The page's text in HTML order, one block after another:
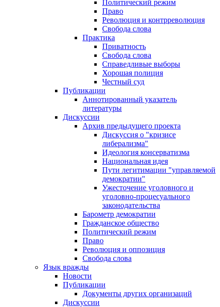
Политический режим
Право
Революция и контрреволюция
Свобода слова
Практика
Приватность
Свобода слова
Справедливые выборы
Хорошая полиция
Честный суд
Публикации
Аннотированный указатель
литературы
Дискуссии
Архив предыдущего проекта
Дискуссия о "кризисе
либерализма"
Идеология консерватизма
Национальная идея
Пути легитимации "управляемой
демократии"
Ужесточение уголовного и
уголовно-процесуального
законодательства
Барометр демократии
Гражданское общество
Политический режим
Право
Революция и оппозиция
Свобода слова
Язык вражды
Новости
Публикации
Документы других организаций
Дискуссии